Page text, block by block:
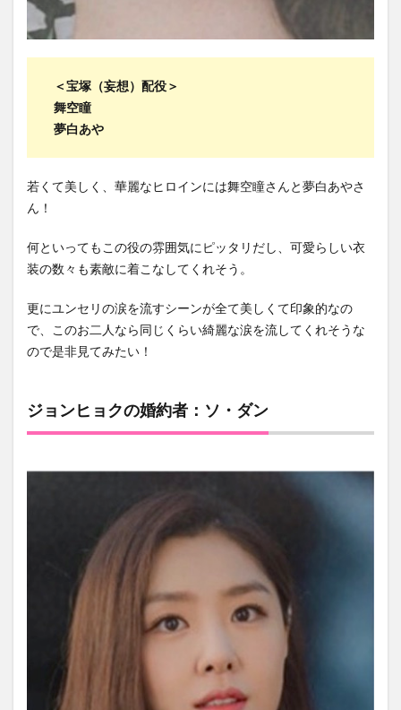
＜宝塚（妄想）配役＞
舞空瞳
夢白あや
若くて美しく、華麗なヒロインには舞空瞳さんと夢白あやさ
ん！
何といってもこの役の雰囲気にピッタリだし、可愛らしい衣
装の数々も素敵に着こなしてくれそう。
更にユンセリの涙を流すシーンが全て美しくて印象的なの
で、このお二人なら同じくらい綺麗な涙を流してくれそうな
ので是非見てみたい！
ジョンヒョクの婚約者：ソ・ダン